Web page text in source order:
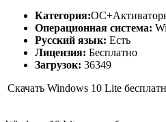
Категория:
Операционная система:
Русский язык: Есть
Лицензия: Бесплатно
Загрузок: 36349
Скачать Windows 10 Lite